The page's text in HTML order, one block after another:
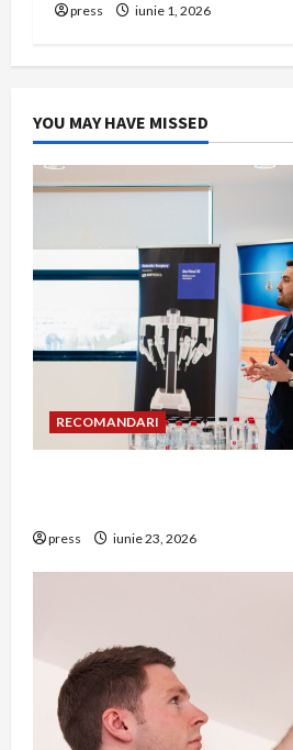
press iunie 1, 2026
YOU MAY HAVE MISSED
RECOMANDARI
press iunie 23, 2026